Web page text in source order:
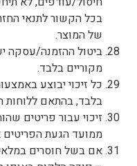
בכל הקשור לתנאי
של המוצר.
ביטול ההזמנה/עסקה
מקוריים בלבד.
כל זיכוי יבוצע
בלבד, בהתאם ללוחות
זיכוי עבור פריטים
ממועד הגעת
אם בשל חוסרים